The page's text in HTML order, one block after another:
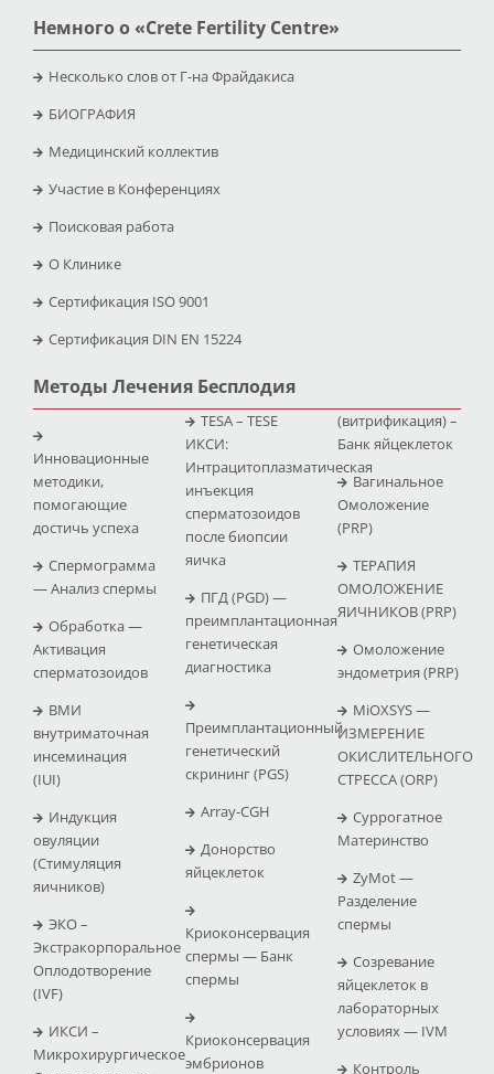
Немного о «Crete Fertility Centre»
Несколько слов от Г-на Фрайдакиса
БИОГРАФИЯ
Медицинский коллектив
Участие в Конференциях
Поисковая работа
O Клинике
Сертификация ISO 9001
Сертификация DIN EN 15224
Методы Лечения Бесплодия
Инновационные
методики,
помогающие
достичь успеха
Спермограмма
— Анализ спермы
Обработка —
Активация
сперматозоидов
ВМИ
внутриматочная
инсеминация
(IUI)
Индукция
овуляции
(Стимуляция
яичников)
ЭКО –
Экстракорпоральное
Оплодотворение
(IVF)
ИКСИ –
Микрохирургическое
TESA – TESE
ИКСИ:
Интрацитоплазматическая
инъекция
сперматозоидов
после биопсии
яичка
ПГД (PGD) —
преимплантационная
генетическая
диагностика
Преимплантационный
генетический
скрининг (PGS)
Array-CGH
Донорство
яйцеклеток
Криоконсервация
спермы — Банк
спермы
Криоконсервация
эмбрионов
(витрификация) –
Банк яйцеклеток
Вагинальное
Омоложение
(PRP)
ТЕРАПИЯ
ОМОЛОЖЕНИЕ
ЯИЧНИКОВ (PRP)
Омоложение
эндометрия (PRP)
MiOXSYS —
ИЗМЕРЕНИЕ
ОКИСЛИТЕЛЬНОГО
СТРЕССА (ΟRP)
Суррогатное
Материнство
ZyMot —
Pазделение
спермы
Созревание
яйцеклеток в
лабораторных
условиях — IVM
Контроль